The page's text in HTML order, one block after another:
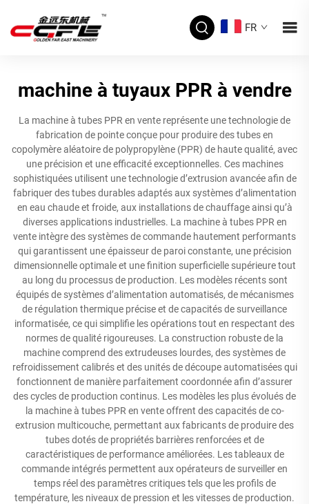
FR
machine à tuyaux PPR à vendre
La machine à tubes PPR en vente représente une technologie de
fabrication de pointe conçue pour produire des tubes en
copolymère aléatoire de polypropylène (PPR) de haute qualité, avec
une précision et une efficacité exceptionnelles. Ces machines
sophistiquées utilisent une technologie d’extrusion avancée afin de
fabriquer des tubes durables adaptés aux systèmes d’alimentation
en eau chaude et froide, aux installations de chauffage ainsi qu’à
diverses applications industrielles. La machine à tubes PPR en
vente intègre des systèmes de commande hautement performants
qui garantissent une épaisseur de paroi constante, une précision
dimensionnelle optimale et une finition superficielle supérieure tout
au long du processus de production. Les modèles récents sont
équipés de systèmes d’alimentation automatisés, de mécanismes
de régulation thermique précise et de capacités de surveillance
informatisée, ce qui simplifie les opérations tout en respectant des
normes de qualité rigoureuses. La construction robuste de la
machine comprend des extrudeuses lourdes, des systèmes de
refroidissement calibrés et des unités de découpe automatisées qui
fonctionnent de manière parfaitement coordonnée afin d’assurer
des cycles de production continus. Les modèles les plus évolués de
la machine à tubes PPR en vente offrent des capacités de co-
extrusion multicouche, permettant aux fabricants de produire des
tubes dotés de propriétés barrières renforcées et de
caractéristiques de performance améliorées. Les tableaux de
commande intégrés permettent aux opérateurs de surveiller en
temps réel des paramètres critiques tels que les profils de
température, les niveaux de pression et les vitesses de production.